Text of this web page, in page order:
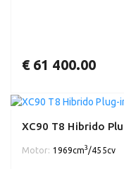
€ 61 400.00
XC90 T8 Hibrido
Motor: 1969cm3/455cv